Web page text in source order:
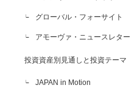
グローバル・フォーサイト
アモーヴァ・ニュースレター
投資資産別見通しと投資テーマ
JAPAN in Motion